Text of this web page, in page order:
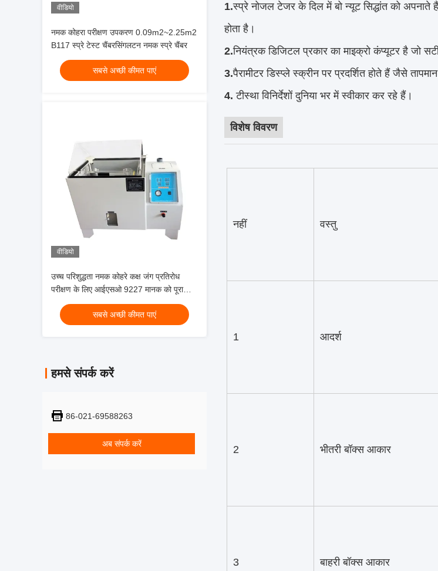
वीडियो
नमक कोहरा परीक्षण उपकरण 0.09m2~2.25m2
B117 स्प्रे टेस्ट चैंबरसिंगलटन नमक स्प्रे चैंबर
सबसे अच्छी कीमत पाएं
वीडियो
उच्च परिशुद्धता नमक कोहरे कक्ष जंग प्रतिरोध
परीक्षण के लिए आईएसओ 9227 मानक को पूरा
करता है
सबसे अच्छी कीमत पाएं
हमसे संपर्क करें
86-021-69588263
अब संपर्क करें
1.स्प्रे नोजल टेजर के दिल में बो न्यूट सिद्धांत को अपनाते
होता है।
2.नियंत्रक डिजिटल प्रकार का माइक्रो कंप्यूटर है जो
3.पैरामीटर डिस्प्ले स्क्रीन पर प्रदर्शित होते हैं जैसे
4. टीस्था विनिर्देशों दुनिया भर में स्वीकार कर रहे हैं।
विशेष विवरण
नहीं वस्तु
1 आदर्श
2 भीतरी बॉक्स आकार
3 बाहरी बॉक्स आकार